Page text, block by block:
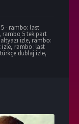
- rambo: last
, rambo 5 tek part
izle, rambo:
izle, rambo: last
dublaj izle,